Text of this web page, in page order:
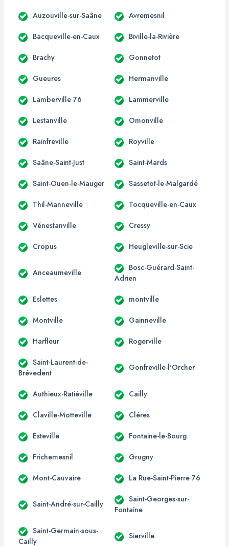
Auzouville-sur-Saâne Avremesnil
Bacqueville-en-Caux Biville-la-Rivière
Brachy Gonnetot
Gueures Hermanville
Lamberville 76 Lammerville
Lestanville Omonville
Rainfreville Royville
Saâne-Saint-Just Saint-Mards
Saint-Ouen-le-Mauger Sassetot-le-Malgardé
Thil-Manneville Tocqueville-en-Caux
Vénestanville Cressy
Cropus Heugleville-sur-Scie
Anceaumeville
Bosc-Guérard-Saint-
Adrien
Eslettes montville
Montville Gainneville
Harfleur Rogerville
Saint-Laurent-de-
Brévedent
Gonfreville-l'Orcher
Authieux-Ratiéville Cailly
Claville-Motteville Cléres
Esteville Fontaine-le-Bourg
Frichemesnil Grugny
Mont-Cauvaire La Rue-Saint-Pierre 76
Saint-André-sur-Cailly
Saint-Georges-sur-
Fontaine
Saint-Germain-sous-
Cailly
Sierville